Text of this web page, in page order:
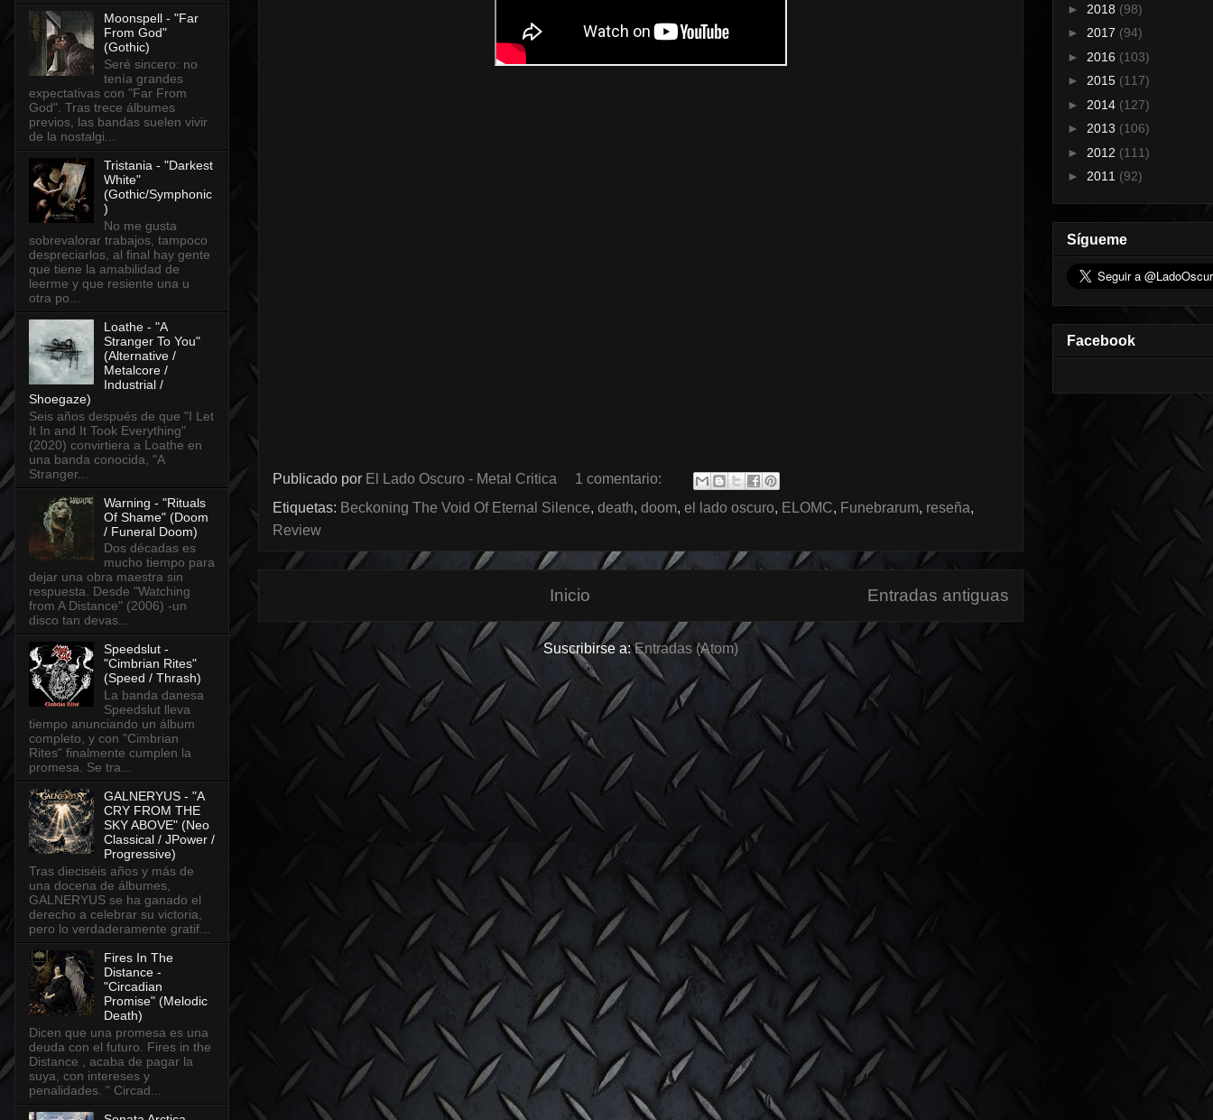
Publicado por El Lado Oscuro - Metal Critica
1 comentario:
Etiquetas: Beckoning The Void Of Eternal Silence, death, doom, el lado oscuro, ELOMC, Funebrarum, reseña,
Review
Entradas antiguas
Inicio
Suscribirse a:Entradas (Atom)
Moonspell - "Far
From God"
(Gothic)
Seré sincero: no
tenía grandes
expectativas con "Far From
God". Tras trece álbumes
previos, las bandas suelen vivir
de la nostalgi...
Tristania - "Darkest
White"
(Gothic/Symphonic
)
No me gusta
sobrevalorar trabajos, tampoco
despreciarlos, al final hay gente
que tiene la amabilidad de
leerme y que resiente una u
otra po...
Loathe - "A
Stranger To You"
(Alternative /
Metalcore /
Industrial /
Shoegaze)
Seis años después de que "I Let
It In and It Took Everything"
(2020) convirtiera a Loathe en
una banda conocida, "A
Stranger...
Warning - "Rituals
Of Shame" (Doom
/ Funeral Doom)
Dos décadas es
mucho tiempo para
dejar una obra maestra sin
respuesta. Desde "Watching
from A Distance" (2006) -un
disco tan devas...
Speedslut -
"Cimbrian Rites"
(Speed / Thrash)
La banda danesa
Speedslut lleva
tiempo anunciando un álbum
completo, y con "Cimbrian
Rites" finalmente cumplen la
promesa. Se tra...
GALNERYUS - "A
CRY FROM THE
SKY ABOVE" (Neo
Classical / JPower /
Progressive)
Tras dieciséis años y más de
una docena de álbumes,
GALNERYUS se ha ganado el
derecho a celebrar su victoria,
pero lo verdaderamente gratif...
Fires In The
Distance -
"Circadian
Promise" (Melodic
Death)
Dicen que una promesa es una
deuda con el futuro. Fires in the
Distance , acaba de pagar la
suya, con intereses y
penalidades. " Circad...
► 2018 (98)
► 2017 (94)
► 2016 (103)
► 2015 (117)
► 2014 (127)
► 2013 (106)
► 2012 (111)
► 2011 (92)
Sígueme
Facebook